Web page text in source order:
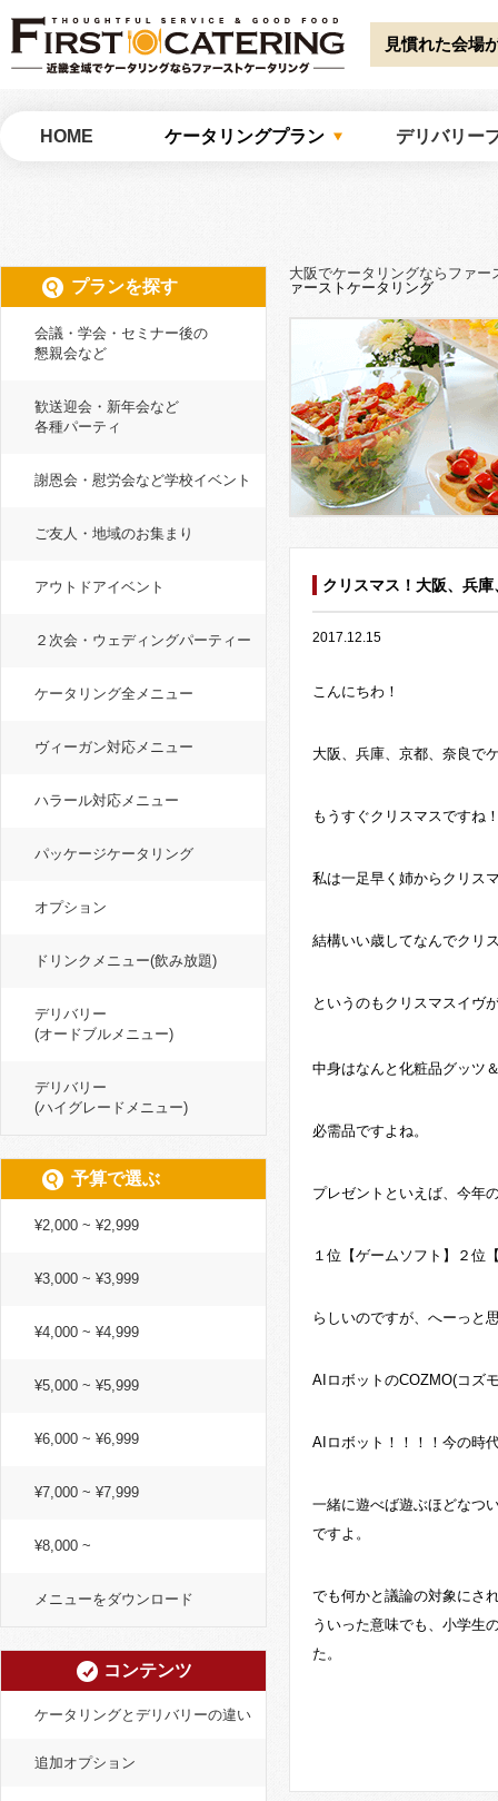
Warning : Undefined array key "HTTP_ACCEPT_LANGUAGE" in/home/
catering/common/meta.php on line51 見慣れた会場
HOME ケータリングプラン デリバリー
大阪でケータリングならファー
ァーストケータリング
クリスマス！大阪、兵
2017.12.15
こんにちわ！
大阪、兵庫、京都、奈良で
もうすぐクリスマスですね
私は一足早く姉からクリス
結構いい歳してなんでクリ
というのもクリスマスイヴ
中身はなんと化粧品グッツ
必需品ですよね。
プレゼントといえば、今年
１位【ゲームソフト】２位
らしいのですが、へーっと
AIロボットのCOZMO(コズ
AIロボット！！！！今の時
一緒に遊べば遊ぶほどなつ
ですよ。
でも何かと議論の対象にさ
ういった意味でも、小学生
た。
プランを探す
会議・学会・セミナー後の
懇親会など
歓送迎会・新年会など
各種パーティ
謝恩会・慰労会など学校イベント
ご友人・地域のお集まり
アウトドアイベント
２次会・ウェディングパーティー
ケータリング全メニュー
ヴィーガン対応メニュー
ハラール対応メニュー
パッケージケータリング
オプション
ドリンクメニュー(飲み放題)
デリバリー
(オードブルメニュー)
デリバリー
(ハイグレードメニュー)
予算で選ぶ
¥2,000 ~ ¥2,999
¥3,000 ~ ¥3,999
¥4,000 ~ ¥4,999
¥5,000 ~ ¥5,999
¥6,000 ~ ¥6,999
¥7,000 ~ ¥7,999
¥8,000 ~
メニューをダウンロード
コンテンツ
ケータリングとデリバリーの違い
追加オプション